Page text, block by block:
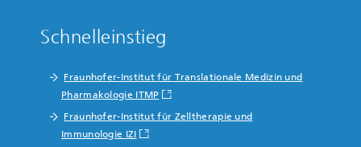
Schnelleinstieg
Fraunhofer-Institut für Translationale Medizin und
Pharmakologie ITMP
Fraunhofer-Institut für Zelltherapie und
Immunologie IZI